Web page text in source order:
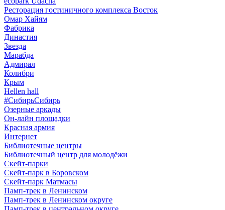
Ресторация гостиничного комплекса Восток
Омар Хайям
Фабрика
Династия
Звезда
Марабда
Адмирал
Колибри
Крым
Hellen hall
#СибирьСибирь
Озерные аркады
Он-лайн площадки
Красная армия
Интернет
Библиотечные центры
Библиотечный центр для молодёжи
Скейт-парки
Скейт-парк в Боровском
Скейт-парк Матмасы
Памп-трек в Ленинском
Памп-трек в Ленинском округе